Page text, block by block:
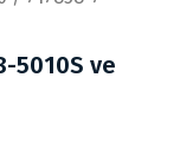
5010S ve